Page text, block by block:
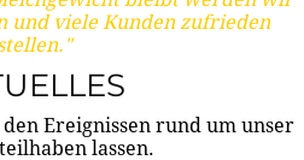
und viele Kunden zufrieden
Ereignissen rund um unser
lassen.